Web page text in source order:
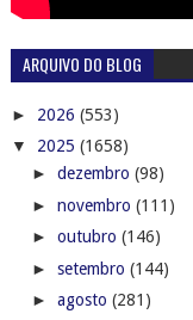
ARQUIVO DO BLOG
► 2026 (553)
▼ 2025 (1658)
► dezembro (98)
► novembro (111)
► outubro (146)
► setembro (144)
► agosto (281)